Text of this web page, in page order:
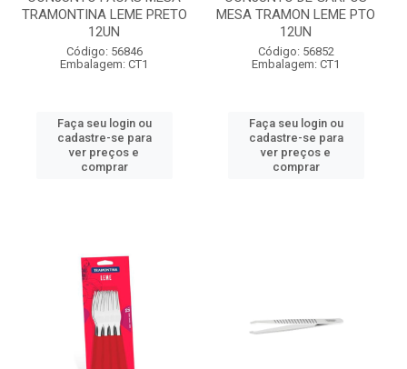
TRAMONTINA LEME PRETO
12UN
Código: 56846
Embalagem: CT1
Faça seu login ou
cadastre-se para
ver preços e
comprar
MESA TRAMON LEME PTO
12UN
Código: 56852
Embalagem: CT1
Faça seu login ou
cadastre-se para
ver preços e
comprar